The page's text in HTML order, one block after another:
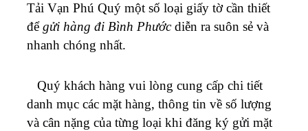
Tải Vạn Phú Quý một số loại giấy tờ cần thiết
đểgửi hàng đi Bình Phướcdiễn ra suôn sẻ và
nhanh chóng nhất.
Quý khách hàng vui lòng cung cấp chi tiết
danh mục các mặt hàng, thông tin về số lượng
và cân nặng của từng loại khi đăng ký gửi mặt